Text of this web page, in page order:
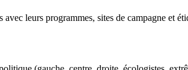
leurs programmes, sites de campagne et